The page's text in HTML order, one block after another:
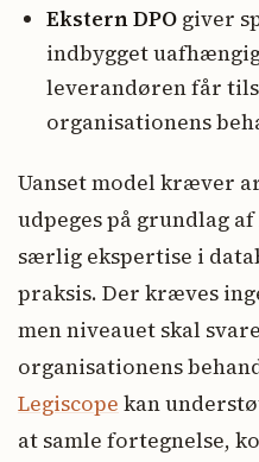
Ekstern DPO giver
indbygget
leverandøren får
organisationens
Uanset model kræver
udpeges på grundlag
særlig ekspertise i
praksis. Der kræves
men niveauet skal
organisationens
Legiscope kan
at samle fortegnelse,